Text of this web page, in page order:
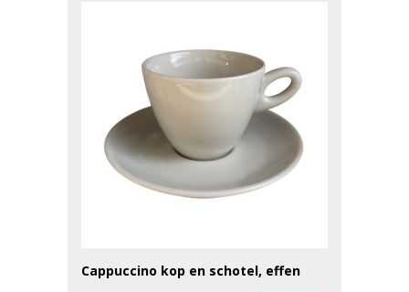
Cappuccino kop en schotel, effen